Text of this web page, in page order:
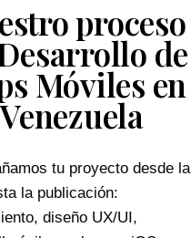
proceso
de
Móviles en
Venezuela
tu proyecto desde la
la publicación:
diseño UX/UI,